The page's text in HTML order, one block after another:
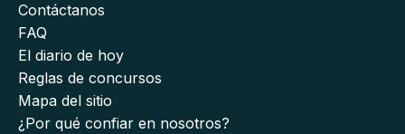
Contáctanos
FAQ
El diario de hoy
Reglas de concursos
Mapa del sitio
¿Por qué confiar en nosotros?